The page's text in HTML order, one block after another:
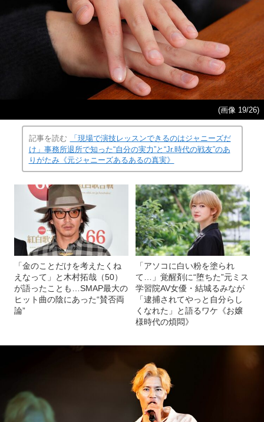
(画像 19/26)
記事を読む
「現場で演技レッスンできるのはジャニーズだ
け」事務所退所で知った“自分の実力”と“Jr.時代の戦友”のあ
りがたみ《元ジャニーズあるあるの真実》
「金のことだけを考えたくね
えなって」と木村拓哉（50）
が語ったことも…SMAP最大の
ヒット曲の陰にあった“賛否両
論”
「アソコに白い粉を塗られ
て…」覚醒剤に“堕ちた”元ミス
学習院AV女優・結城るみなが
「逮捕されてやっと自分らし
くなれた」と語るワケ《お嬢
様時代の煩悶》